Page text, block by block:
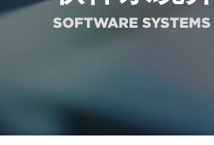
SOFTWARE